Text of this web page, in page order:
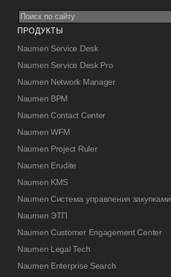
ПРОДУКТЫ
Naumen Service Desk
Naumen Service Desk Pro
Naumen Network Manager
Naumen BPM
Naumen Contact Center
Naumen WFM
Naumen Project Ruler
Naumen Erudite
Naumen KMS
Naumen Система управления закупками
Naumen ЭТП
Naumen Customer Engagement Center
Naumen Legal Tech
Naumen Enterprise Search